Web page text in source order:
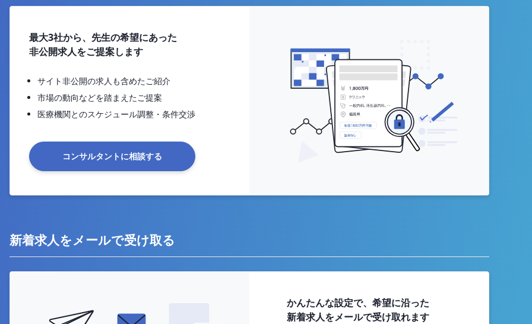
最大3社から、先生の希望にあった
非公開求人をご提案します
サイト非公開の求人も含めたご紹介
市場の動向などを踏まえたご提案
医療機関とのスケジュール調整・条件交渉
コンサルタントに相談する
新着求人をメールで受け取る
かんたんな設定で、希望に沿った
新着求人をメールで受け取れます